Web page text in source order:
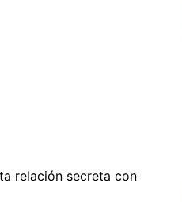
relación secreta con